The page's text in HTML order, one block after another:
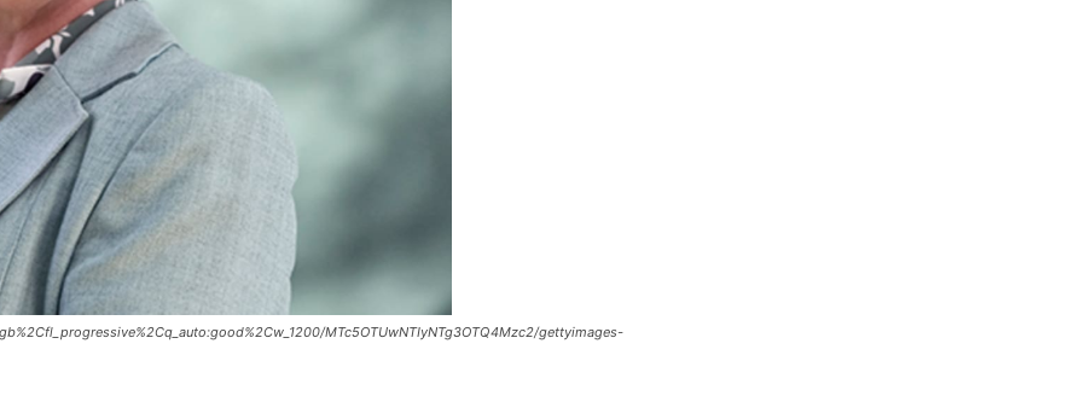
MTc5OTUwNTIyNTg3OTQ4Mzc2/gettyimages-